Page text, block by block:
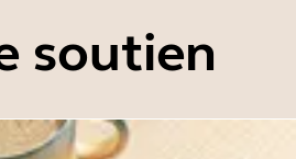
soutien